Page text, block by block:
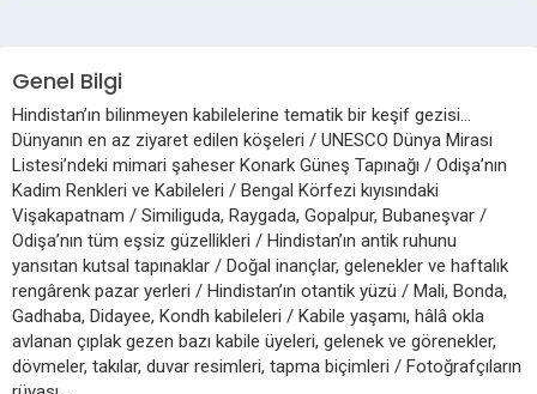
Genel Bilgi
Hindistan’ın bilinmeyen kabilelerine tematik bir keşif gezisi...
Dünyanın en az ziyaret edilen köşeleri / UNESCO Dünya Mirası
Listesi’ndeki mimari şaheser Konark Güneş Tapınağı / Odişa’nın
Kadim Renkleri ve Kabileleri / Bengal Körfezi kıyısındaki
Vişakapatnam / Similiguda, Raygada, Gopalpur, Bubaneşvar /
Odişa’nın tüm eşsiz güzellikleri / Hindistan’ın antik ruhunu
yansıtan kutsal tapınaklar / Doğal inançlar, gelenekler ve haftalık
rengârenk pazar yerleri / Hindistan’ın otantik yüzü / Mali, Bonda,
Gadhaba, Didayee, Kondh kabileleri / Kabile yaşamı, hâlâ okla
avlanan çıplak gezen bazı kabile üyeleri, gelenek ve görenekler,
dövmeler, takılar, duvar resimleri, tapma biçimleri / Fotoğrafçıların